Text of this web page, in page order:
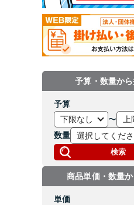
予算・数量か
予算
〜
数量
検索
商品単価・数量
単価